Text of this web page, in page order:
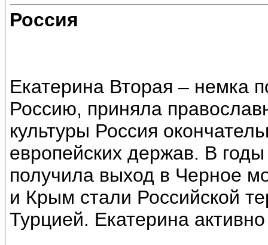
Россия
Екатерина Вторая – немка
Россию, приняла
культуры Россия
европейских держав. В
получила выход в Черное
и Крым стали Российской
Турцией. Екатерина